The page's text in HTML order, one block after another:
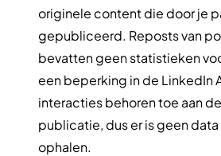
originele content die door je
gepubliceerd. Reposts van
bevatten geen statistieken
een beperking in de LinkedIn
interacties behoren toe aan
publicatie, dus er is geen
ophalen.